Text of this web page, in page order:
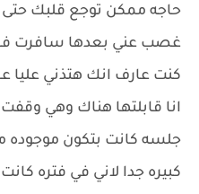
حاجه ممكن توجع قلبك حتى
غصب عني بعدها سافرت
كنت عارف انك هتذني
انا قابلتها هناك وهي
جلسه كانت بتكون موجوده
كبيره جدا لاني في فتره